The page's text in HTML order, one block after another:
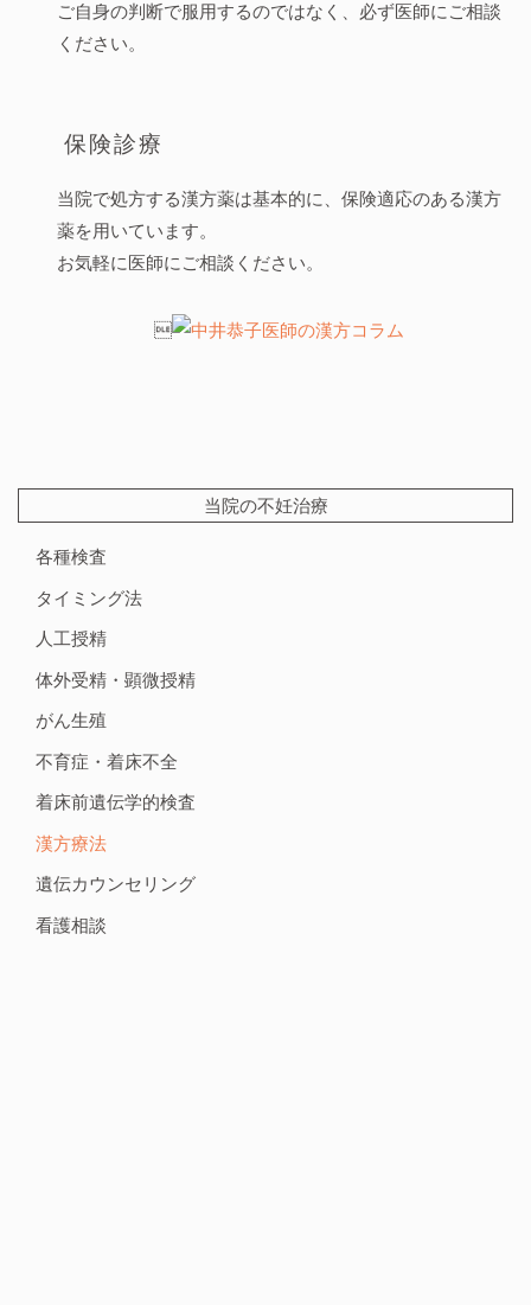
ご自身の判断で服用するのではなく、必ず医師にご相談
ください。
保険診療
当院で処方する漢方薬は基本的に、保険適応のある漢方
薬を用いています。
お気軽に医師にご相談ください。

当院の不妊治療
各種検査
タイミング法
人工授精
体外受精・顕微授精
がん生殖
不育症・着床不全
着床前遺伝学的検査
漢方療法
遺伝カウンセリング
看護相談